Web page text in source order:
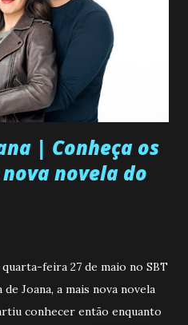
| Conheça os
novela do
feira 27 de maio no SBT
Joana, a mais nova novela
conhecer então enquanto